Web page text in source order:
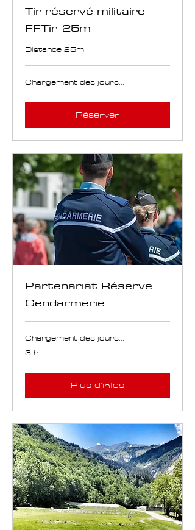
Tir réservé militaire -
FFTir-25m
Distance 25m
Chargement des jours...
Réserver
Partenariat Réserve
Gendarmerie
Chargement des jours...
3 h
Plus d'infos